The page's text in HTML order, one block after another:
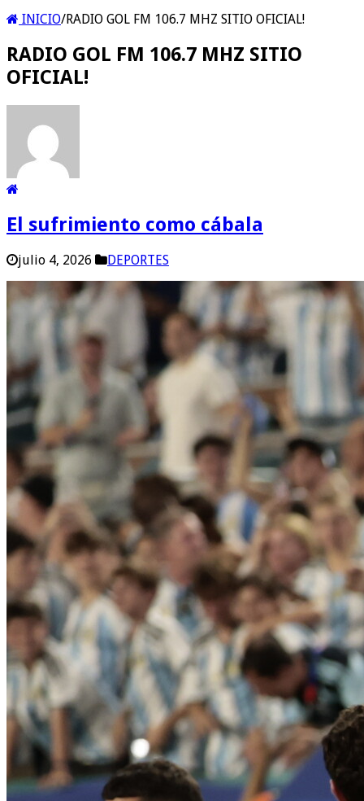
INICIO/RADIO GOL FM 106.7 MHZ SITIO OFICIAL!
RADIO GOL FM 106.7 MHZ SITIO
OFICIAL!
El sufrimiento como cábala
julio 4, 2026 DEPORTES